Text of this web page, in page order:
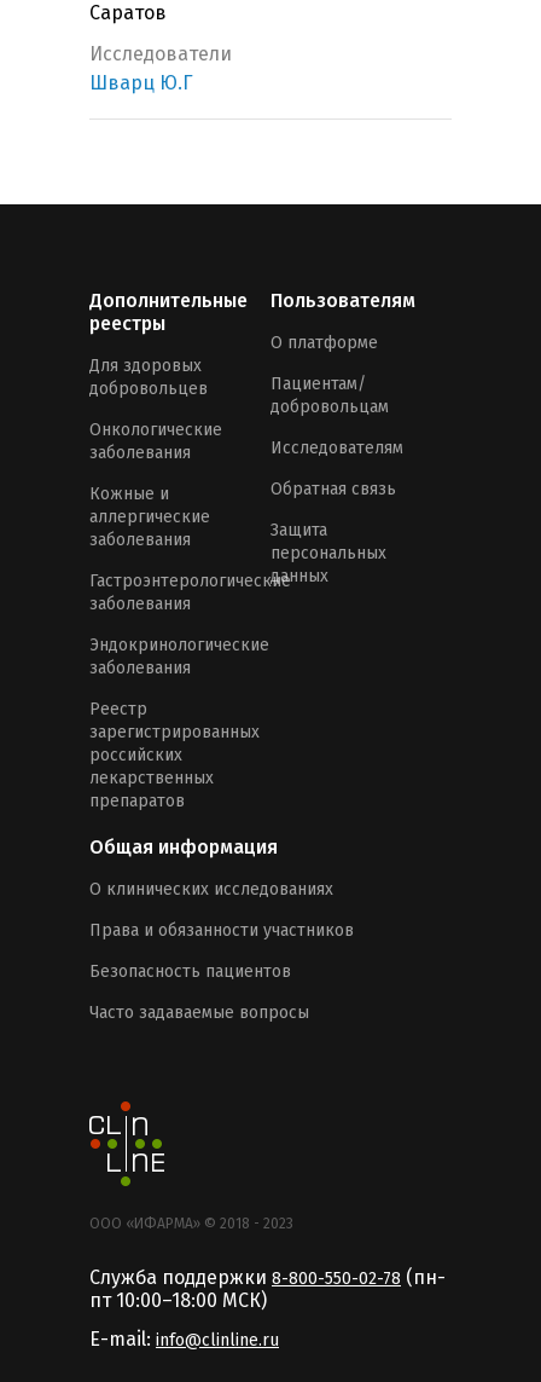
Саратов
Исследователи
Шварц Ю.Г
Дополнительные
реестры
Для здоровых
добровольцев
Онкологические
заболевания
Кожные и
аллергические
заболевания
Гастроэнтерологические
заболевания
Эндокринологические
заболевания
Реестр
зарегистрированных
российских
лекарственных
препаратов
Пользователям
О платформе
Пациентам/
добровольцам
Исследователям
Обратная связь
Защита
персональных
данных
Общая информация
О клинических исследованиях
Права и обязанности участников
Безопасность пациентов
Часто задаваемые вопросы
ООО «ИФАРМА» © 2018 - 2023
Служба поддержки 8-800-550-02-78 (пн-
пт 10:00–18:00 MCК)
E-mail: info@clinline.ru